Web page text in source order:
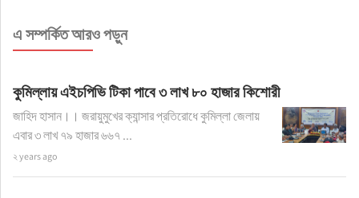
এ সম্পর্কিত আরও পড়ুন
কুমিল্লায় এইচপিভি টিকা পাবে ৩ লাখ ৮০ হাজার কিশোরী
জাহিদ হাসান।। জরায়ুমুখের ক্যান্সার প্রতিরোধে কুমিল্লা জেলায়
এবার ৩ লাখ ৭৯ হাজার ৬৬৭ ...
২ years ago